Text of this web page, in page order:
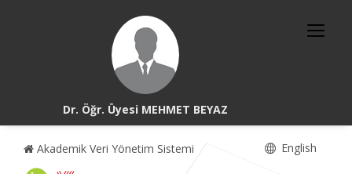
Dr. Öğr. Üyesi MEHMET BEYAZ
Akademik Veri Yönetim Sistemi English